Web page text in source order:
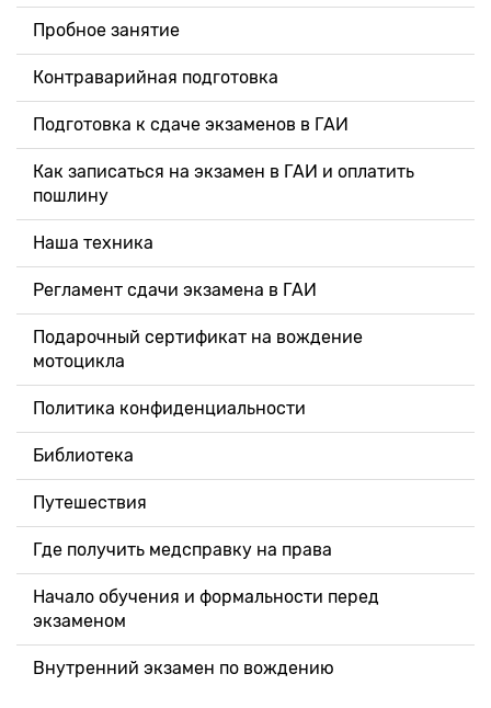
Пробное занятие
Контраварийная подготовка
Подготовка к сдаче экзаменов в ГАИ
Как записаться на экзамен в ГАИ и оплатить
пошлину
Наша техника
Регламент сдачи экзамена в ГАИ
Подарочный сертификат на вождение
мотоцикла
Политика конфиденциальности
Библиотека
Путешествия
Где получить медсправку на права
Начало обучения и формальности перед
экзаменом
Внутренний экзамен по вождению